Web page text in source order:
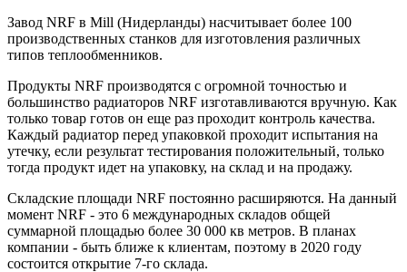
Завод NRF в Mill (Нидерланды) насчитывает более 100
производственных станков для изготовления различных
типов теплообменников.
Продукты NRF производятся с огромной точностью и
большинство радиаторов NRF изготавливаются вручную. Как
только товар готов он еще раз проходит контроль качества.
Каждый радиатор перед упаковкой проходит испытания на
утечку, если результат тестирования положительный, только
тогда продукт идет на упаковку, на склад и на продажу.
Складские площади NRF постоянно расширяются. На данный
момент NRF - это 6 международных складов общей
суммарной площадью более 30 000 кв метров. В планах
компании - быть ближе к клиентам, поэтому в 2020 году
состоится открытие 7-го склада.